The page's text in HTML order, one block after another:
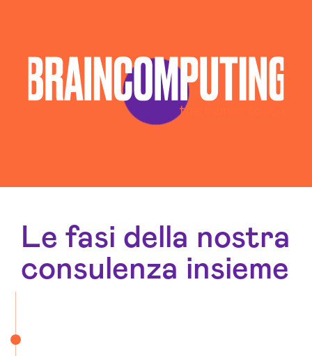
Le fasi della nostra
consulenza insieme